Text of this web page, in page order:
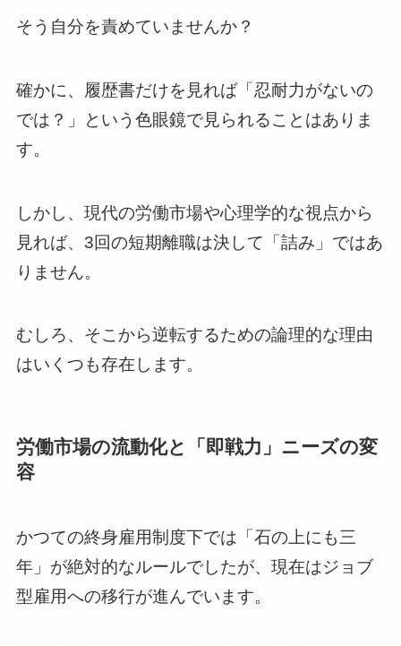
そう自分を責めていませんか？
確かに、履歴書だけを見れば「忍耐力がないの
では？」という色眼鏡で見られることはありま
す。
しかし、現代の労働市場や心理学的な視点から
見れば、3回の短期離職は決して「詰み」ではあ
りません。
むしろ、そこから逆転するための論理的な理由
はいくつも存在します。
労働市場の流動化と「即戦力」ニーズの変
容
かつての終身雇用制度下では「石の上にも三
年」が絶対的なルールでしたが、現在はジョブ
型雇用への移行が進んでいます。